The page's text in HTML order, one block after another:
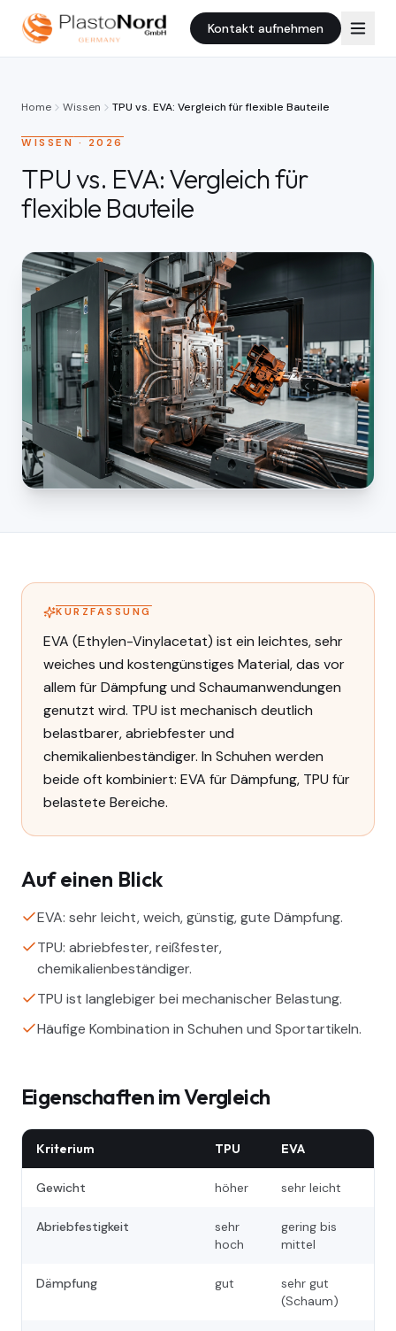
Kontakt aufnehmen
Home Wissen TPU vs. EVA: Vergleich für flexible Bauteile
WISSEN · 2026
TPU vs. EVA: Vergleich für
flexible Bauteile
KURZFASSUNG
EVA (Ethylen-Vinylacetat) ist ein leichtes, sehr
weiches und kostengünstiges Material, das vor
allem für Dämpfung und Schaumanwendungen
genutzt wird. TPU ist mechanisch deutlich
belastbarer, abriebfester und
chemikalienbeständiger. In Schuhen werden
beide oft kombiniert: EVA für Dämpfung, TPU für
belastete Bereiche.
Auf einen Blick
EVA: sehr leicht, weich, günstig, gute Dämpfung.
TPU: abriebfester, reißfester,
chemikalienbeständiger.
TPU ist langlebiger bei mechanischer Belastung.
Häufige Kombination in Schuhen und Sportartikeln.
Eigenschaften im Vergleich
Kriterium TPU EVA
Gewicht höher sehr leicht
Abriebfestigkeit
sehr
hoch
gering bis
mittel
Dämpfung gut
sehr gut
(Schaum)